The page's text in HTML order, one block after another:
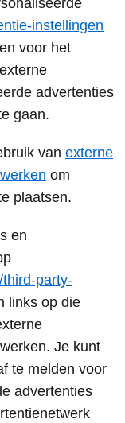
instellingen
voor het
advertenties
gaan.
van externe
om
plaatsen.
en
party-
links op die
Je kunt
te melden voor
advertenties